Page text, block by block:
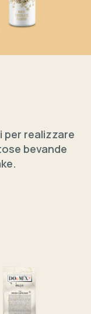
per realizzare
bevande